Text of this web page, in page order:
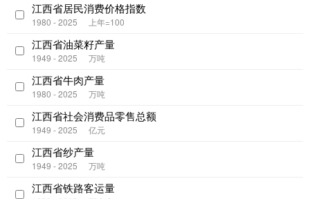
江西省居民消费价格指数
1980 - 2025 上年=100
江西省油菜籽产量
1949 - 2025 万吨
江西省牛肉产量
1980 - 2025 万吨
江西省社会消费品零售总额
1949 - 2025 亿元
江西省纱产量
1949 - 2025 万吨
江西省铁路客运量